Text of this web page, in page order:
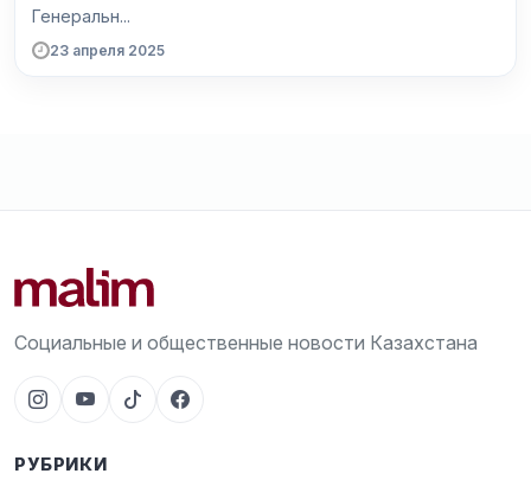
Генеральн...
23 апреля 2025
Социальные и общественные новости Казахстана
РУБРИКИ